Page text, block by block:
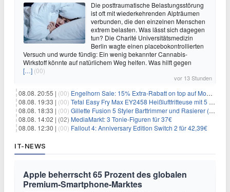
Die posttraumatische Belastungsstörung
ist oft mit wiederkehrenden Alpträumen
verbunden, die den einzelnen Menschen
extrem belasten. Was lässt sich dagegen
tun? Die Charité Universitätsmedizin
Berlin wagte einen placebokontrollierten
Versuch und wurde fündig: Ein wenig bekannter Cannabis-
Wirkstoff könnte auf natürlichem Weg helfen. Was hilft gegen
[…] (00)
vor 13 Stunden
08.08. 20:55 | (00) Engelhorn Sale: 15% Extra-Rabatt on top auf Mode- und Sport-Artikel
08.08. 19:33 | (00) Tefal Easy Fry Max EY2458 Heißluftfritteuse mit 5 Litern für 64,99€
08.08. 18:33 | (00) Gillette Fusion 5 Styler Barttrimmer und Rasierer (All in One) für 16€
08.08. 14:02 | (02) MediaMarkt: 3 Tonie-Figuren für 37€
08.08. 12:30 | (00) Fallout 4: Anniversary Edition Switch 2 für 42,39€
IT-NEWS
Apple beherrscht 65 Prozent des globalen
Premium-Smartphone-Marktes